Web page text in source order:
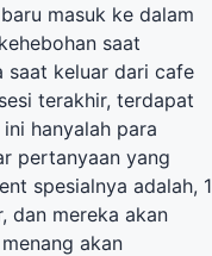
masuk ke dalam
saat
saat keluar dari cafe
terakhir, terdapat
hanyalah para
pertanyaan yang
spesialnya adalah, 1
dan mereka akan
akan